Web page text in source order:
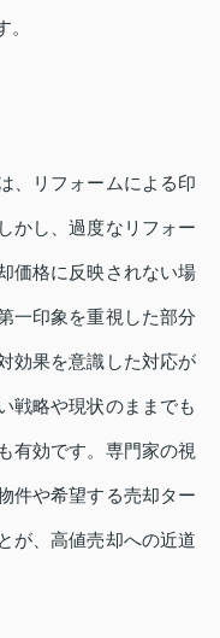
、リフォームによる印
かし、過度なリフォー
価格に反映されない場
一印象を重視した部分
効果を意識した対応が
戦略や現状のままでも
有効です。専門家の視
件や希望する売却ター
が、高値売却への近道